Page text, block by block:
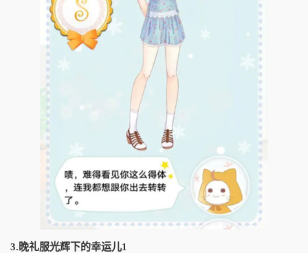
3.晚礼服光辉下的幸运儿1